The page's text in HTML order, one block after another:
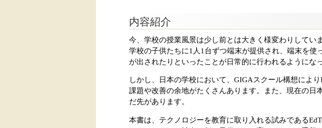
内容紹介
今、学校の授業風景は少し前とは大きく様変わりしてい
学校の子供たちに1人1台ずつ端末が提供され、端末を
が出されたりといったことが日常的に行われるようにな
しかし、日本の学校において、GIGAスクール構想によ
課題や改善の余地がたくさんあります。また、現在の日
だ先があります。
本書は、テクノロジーを教育に取り入れる試みである